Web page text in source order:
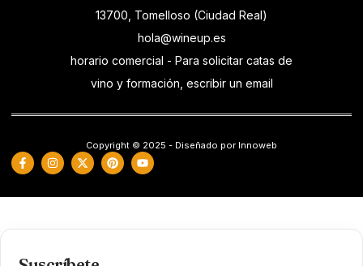
13700, Tomelloso (Ciudad Real)
hola@wineup.es
horario comercial - Para solicitar catas de
vino y formación, escribir un email
Copyright © 2025 - Diseñado por Innoweb